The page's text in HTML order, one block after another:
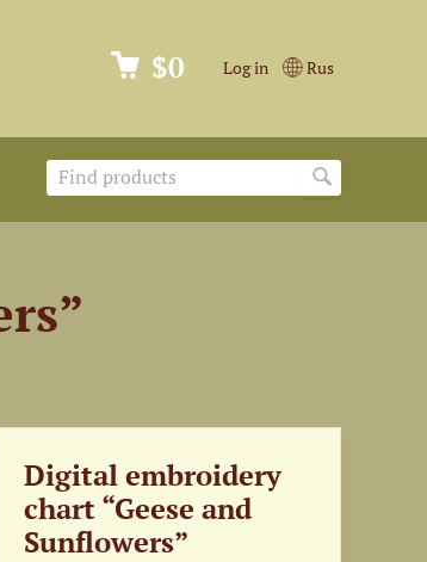
Log in Rus
$0
Digital embroidery
chart “Geese and
Sunflowers”